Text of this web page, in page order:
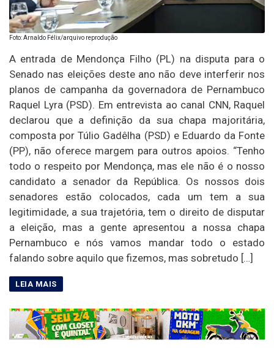
Foto: Arnaldo Félix/arquivo reprodução
A entrada de Mendonça Filho (PL) na disputa para o
Senado nas eleições deste ano não deve interferir nos
planos de campanha da governadora de Pernambuco
Raquel Lyra (PSD). Em entrevista ao canal CNN, Raquel
declarou que a definição da sua chapa majoritária,
composta por Túlio Gadêlha (PSD) e Eduardo da Fonte
(PP), não oferece margem para outros apoios. “Tenho
todo o respeito por Mendonça, mas ele não é o nosso
candidato a senador da República. Os nossos dois
senadores estão colocados, cada um tem a sua
legitimidade, a sua trajetória, tem o direito de disputar
a eleição, mas a gente apresentou a nossa chapa
Pernambuco e nós vamos mandar todo o estado
falando sobre aquilo que fizemos, mas sobretudo […]